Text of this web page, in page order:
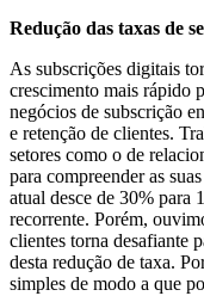
Redução das taxas de
As subscrições digitais
crescimento mais rápido
negócios de subscrição
e retenção de clientes.
setores como o de
para compreender as
atual desce de 30% para
recorrente. Porém,
clientes torna desafiante
desta redução de taxa.
simples de modo a